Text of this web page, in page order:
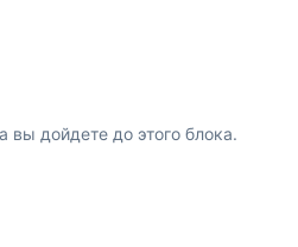
вы дойдете до этого блока.